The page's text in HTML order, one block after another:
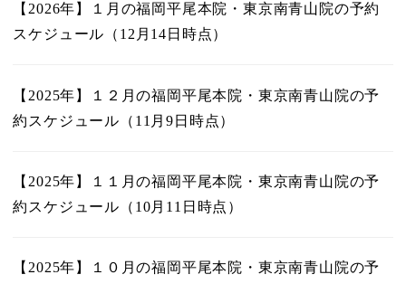
【2026年】１月の福岡平尾本院・東京南青山院の予約
スケジュール（12月14日時点）
【2025年】１２月の福岡平尾本院・東京南青山院の予
約スケジュール（11月9日時点）
【2025年】１１月の福岡平尾本院・東京南青山院の予
約スケジュール（10月11日時点）
【2025年】１０月の福岡平尾本院・東京南青山院の予